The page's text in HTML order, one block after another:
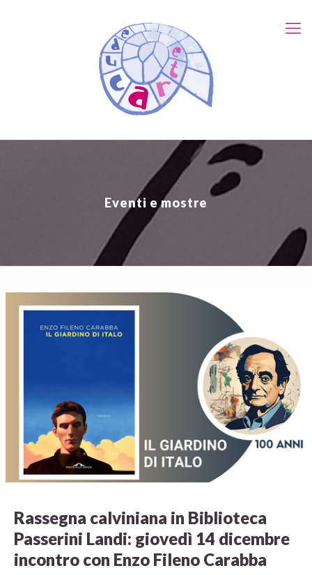
Eventi e mostre
Rassegna calviniana in Biblioteca
Passerini Landi: giovedì 14 dicembre
incontro con Enzo Fileno Carabba